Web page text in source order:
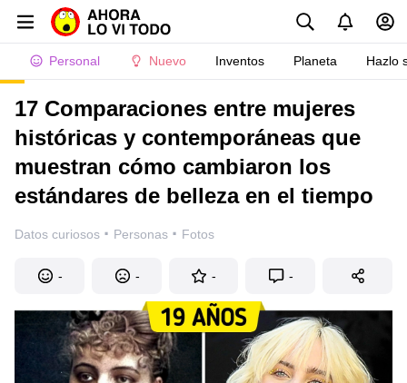
Personal Nuevo Inventos Planeta Hazlo
17 Comparaciones entre mujeres
históricas y contemporáneas que
muestran cómo cambiaron los
estándares de belleza en el tiempo
Datos curiosos · Personas · Fotos
- - - -